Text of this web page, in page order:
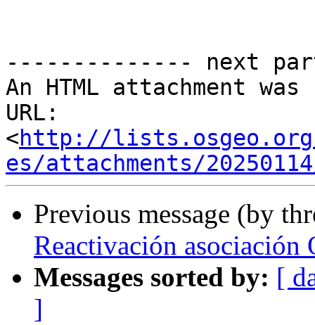
-------------- next
An HTML attachment
URL:
<http://
es/attachments/
Previous message (by
Reactivación asociación
Messages sorted by: [
]